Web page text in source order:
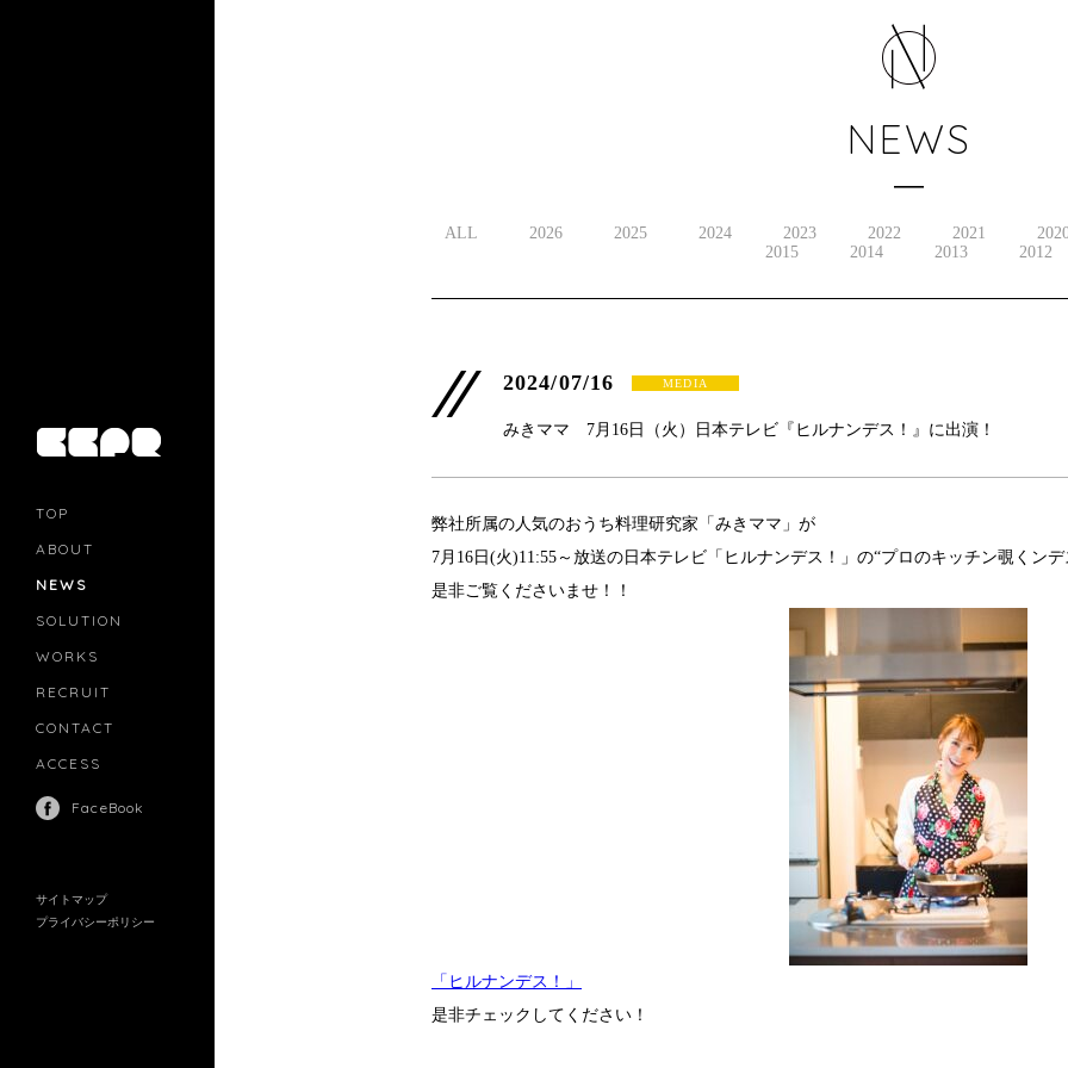
TOP
ABOUT
NEWS
SOLUTION
WORKS
RECRUIT
CONTACT
ACCESS
FaceBook
サイトマップ
プライバシーポリシー
MOVIE MARKETING
INFLUENCERS MARKETING
NEWS
ALL 2026 2025 2024 2023 2022 2021
2015
2014 2013 2012
2024/07/16 MEDIA
みきママ 7月16日（火）日本テレビ『ヒルナンデス！』に出演！
弊社所属の人気のおうち料理研究家「みきママ」が
7月16日(火)11:55～放送の日本テレビ「ヒルナンデス！」の“プロのキッチン覗くン
是非ご覧くださいませ！！
「ヒルナンデス！」
是非チェックしてください！